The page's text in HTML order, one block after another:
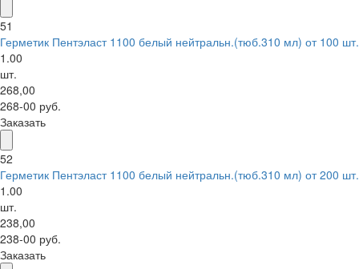
51
Герметик Пентэласт 1100 белый нейтральн.(тюб.310 мл) от 100 шт.
1.00
шт.
268,00
268-00 руб.
Заказать
52
Герметик Пентэласт 1100 белый нейтральн.(тюб.310 мл) от 200 шт.
1.00
шт.
238,00
238-00 руб.
Заказать